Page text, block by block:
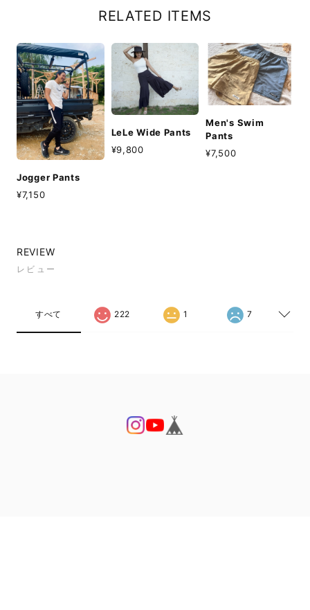
RELATED ITEMS
Jogger Pants
¥7,150
LeLe Wide Pants
¥9,800
Men's Swim
Pants
¥7,500
REVIEW
レビュー
すべて 222 1 7